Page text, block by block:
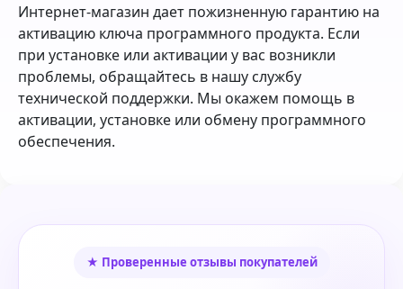
Интернет-магазин дает пожизненную гарантию на
активацию ключа программного продукта. Если
при установке или активации у вас возникли
проблемы, обращайтесь в нашу службу
технической поддержки. Мы окажем помощь в
активации, установке или обмену программного
обеспечения.
★ Проверенные отзывы покупателей